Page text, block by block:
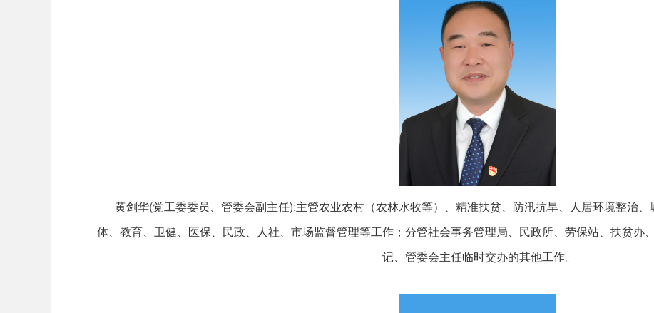
黄剑华(党工委委员、管委会副主任):主管农业农村（农林水牧等）、精准扶贫、防汛抗旱、人居环境整治
体、教育、卫健、医保、民政、人社、市场监督管理等工作；分管社会事务管理局、民政所、劳保站、扶贫办
记、管委会主任临时交办的其他工作。